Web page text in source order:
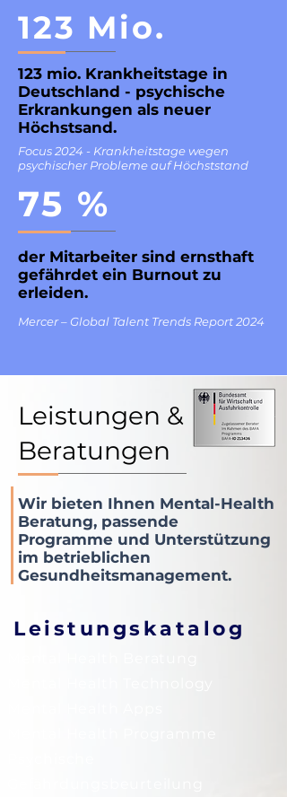
123 Mio.
123 mio. Krankheitstage in
Deutschland - psychische
Erkrankungen als neuer
Höchstsand.
Focus 2024 - Krankheitstage wegen
psychischer Probleme auf Höchststand
75 %
der Mitarbeiter sind ernsthaft
gefährdet ein Burnout zu
erleiden.
Mercer – Global Talent Trends Report 2024
Leistungen &
Beratungen
Wir bieten Ihnen Mental-Health
Beratung, passende
Programme und Unterstützung
im betrieblichen
Gesundheitsmanagement.
Leistungskatalog